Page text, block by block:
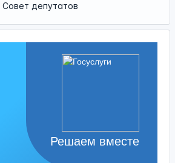
Совет депутатов
Решаем вместе